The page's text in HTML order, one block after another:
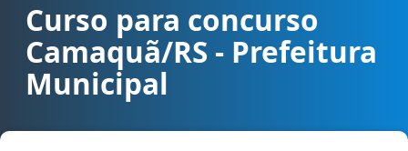
Curso para concurso Camaquã/RS - Prefeitura Municipal cargo
Curso para concurso
Camaquã/RS - Prefeitura
Municipal